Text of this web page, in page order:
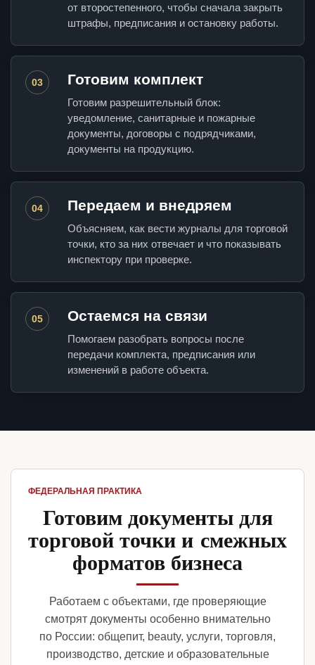
от второстепенного, чтобы сначала закрыть
штрафы, предписания и остановку работы.
03 Готовим комплект
Готовим разрешительный блок:
уведомление, санитарные и пожарные
документы, договоры с подрядчиками,
документы на продукцию.
04 Передаем и внедряем
Объясняем, как вести журналы для торговой
точки, кто за них отвечает и что показывать
инспектору при проверке.
05 Остаемся на связи
Помогаем разобрать вопросы после
передачи комплекта, предписания или
изменений в работе объекта.
ФЕДЕРАЛЬНАЯ ПРАКТИКА
Готовим документы для
торговой точки и смежных
форматов бизнеса
Работаем с объектами, где проверяющие
смотрят документы особенно внимательно
по России: общепит, beauty, услуги, торговля,
производство, детские и образовательные